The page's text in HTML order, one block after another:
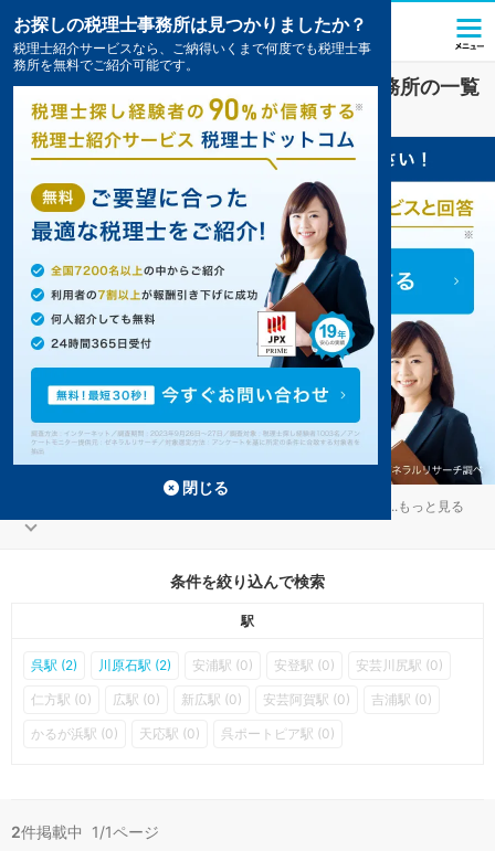
呉で会社設立対策を扱う税理士・会計事務所の一覧
2件掲載中
...もっと見る
条件を絞り込んで検索
駅
呉駅 (2) 川原石駅 (2) 安浦駅 (0) 安登駅 (0) 安芸川尻駅 (0)
仁方駅 (0) 広駅 (0) 新広駅 (0) 安芸阿賀駅 (0) 吉浦駅 (0)
かるが浜駅 (0) 天応駅 (0) 呉ポートピア駅 (0)
2件掲載中 1/1ページ
お探しの税理士事務所は見つかりましたか？
税理士紹介サービスなら、ご納得いくまで何度でも税理士事
務所を無料でご紹介可能です。
閉じる